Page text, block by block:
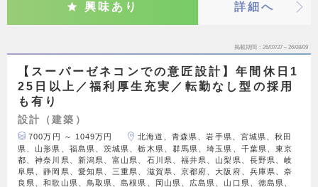
興味あり 詳細へ
掲載期間 26/07/27～26/08/09
【スーパーゼネコンでの意匠設計】年間休日1
25日以上／福利厚生充実／転勤なし型の採用
も有り
設計（建築）
700万円 ～ 1049万円
北海道、青森県、岩手県、宮城県、秋田
県、山形県、福島県、茨城県、栃木県、群馬県、埼玉県、千葉県、東京
都、神奈川県、新潟県、富山県、石川県、福井県、山梨県、長野県、岐
阜県、静岡県、愛知県、三重県、滋賀県、京都府、大阪府、兵庫県、奈
良県、和歌山県、鳥取県、島根県、岡山県、広島県、山口県、徳島県、